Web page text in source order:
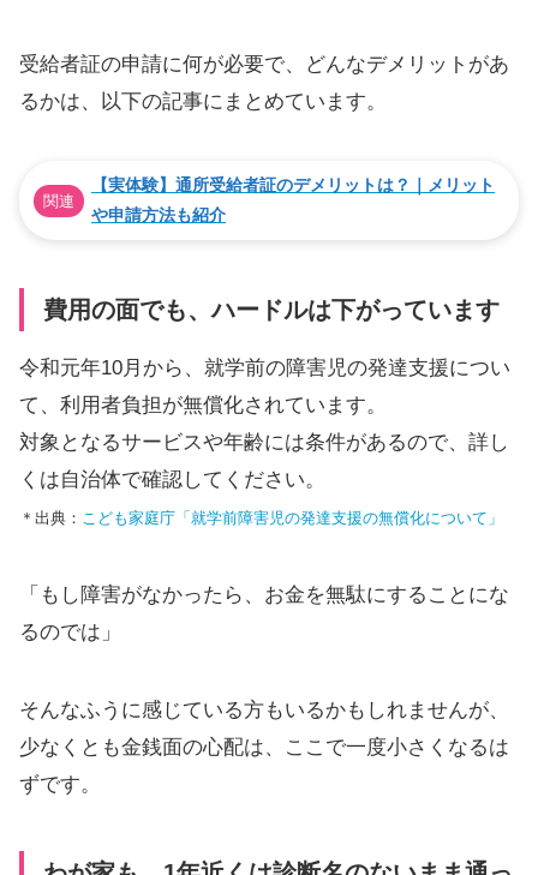
受給者証の申請に何が必要で、どんなデメリットがあ
るかは、以下の記事にまとめています。
関連
【実体験】通所受給者証のデメリットは？｜メリット
や申請方法も紹介
費用の面でも、ハードルは下がっています
令和元年10月から、就学前の障害児の発達支援につい
て、利用者負担が無償化されています。
対象となるサービスや年齢には条件があるので、詳し
くは自治体で確認してください。
＊出典： こども家庭庁「就学前障害児の発達支援の無償化について」
「もし障害がなかったら、お金を無駄にすることにな
るのでは」
そんなふうに感じている方もいるかもしれませんが、
少なくとも金銭面の心配は、ここで一度小さくなるは
ずです。